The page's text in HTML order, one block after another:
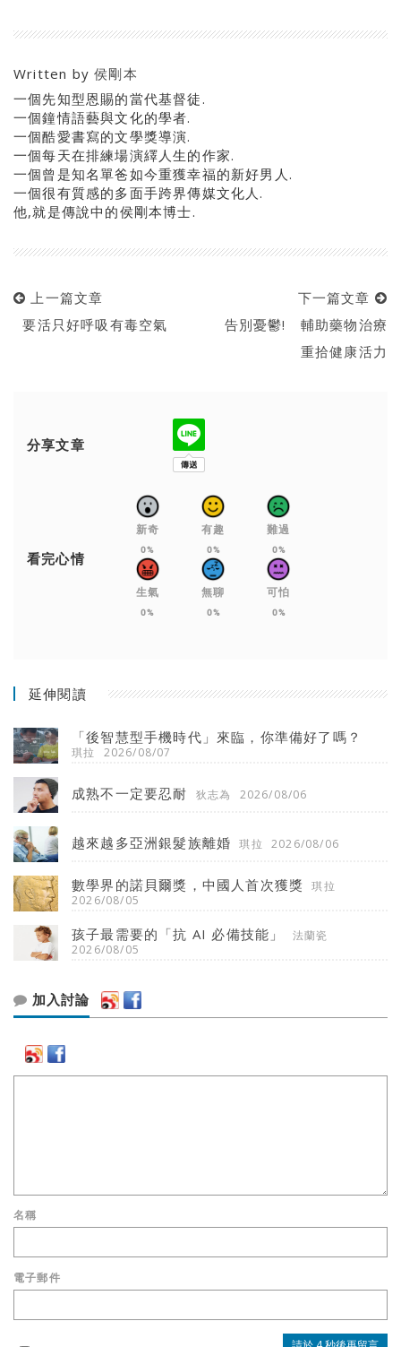
Written by侯剛本
一個先知型恩賜的當代基督徒.
一個鐘情語藝與文化的學者.
一個酷愛書寫的文學獎導演.
一個每天在排練場演繹人生的作家.
一個曾是知名單爸如今重獲幸福的新好男人.
一個很有質感的多面手跨界傳媒文化人.
他,就是傳說中的侯剛本博士.
上一篇文章
要活只好呼吸有毒空氣
下一篇文章
告別憂鬱! 輔助藥物治療
重拾健康活力
分享文章
看完心情
新奇
0%
有趣
0%
難過
0%
生氣
0%
無聊
0%
可怕
0%
延伸閱讀
「後智慧型手機時代」來臨，你準備好了嗎？
琪拉 2026/08/07
成熟不一定要忍耐 狄志為 2026/08/06
越來越多亞洲銀髮族離婚 琪拉 2026/08/06
數學界的諾貝爾獎，中國人首次獲獎
琪拉
2026/08/05
孩子最需要的「抗 AI 必備技能」
法蘭瓷
2026/08/05
加入討論
名稱
電子郵件